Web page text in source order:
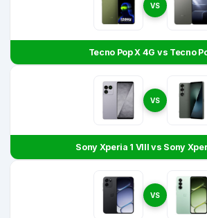
VS
Tecno Pop X 4G vs Tecno
VS
Sony Xperia 1 VIII vs Sony
VS